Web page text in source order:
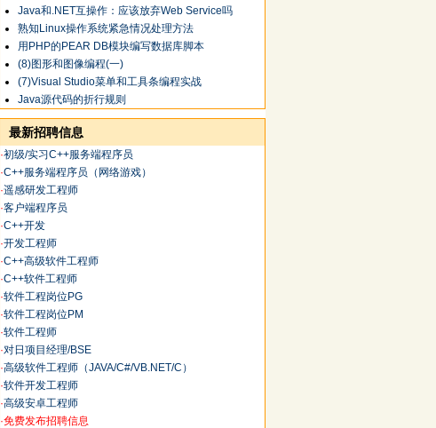
Java和.NET互操作：应该放弃Web Service吗
熟知Linux操作系统紧急情况处理方法
用PHP的PEAR DB模块编写数据库脚本
(8)图形和图像编程(一)
(7)Visual Studio菜单和工具条编程实战
Java源代码的折行规则
最新招聘信息
·初级/实习C++服务端程序员
·C++服务端程序员（网络游戏）
·遥感研发工程师
·客户端程序员
·C++开发
·开发工程师
·C++高级软件工程师
·C++软件工程师
·软件工程岗位PG
·软件工程岗位PM
·软件工程师
·对日项目经理/BSE
·高级软件工程师（JAVA/C#/VB.NET/C）
·软件开发工程师
·高级安卓工程师
·免费发布招聘信息